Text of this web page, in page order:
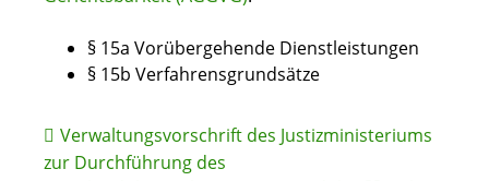
§ 15a Vorübergehende Dienstleistungen
§ 15b Verfahrensgrundsätze
Verwaltungsvorschrift des Justizministeriums
zur Durchführung des